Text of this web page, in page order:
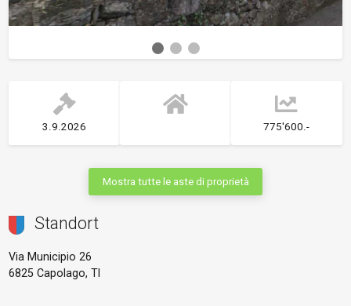
3.9.2026 775'600.-
Mostra tutte le aste di proprietà
Standort
Via Municipio 26
6825 Capolago, TI